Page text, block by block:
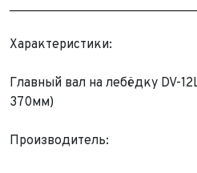
Характеристики:
Главный вал на лебёдку DV-
370мм)
Производитель: